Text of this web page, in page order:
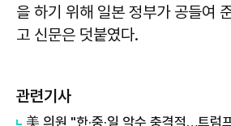
을 하기 위해 일본 정부가 공들여
고 신문은 덧붙였다.
관련기사